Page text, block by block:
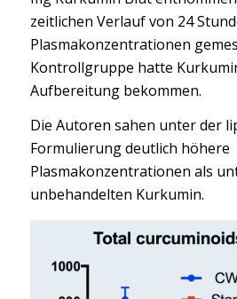
zeitlichen Verlauf von 24
Plasmakonzentrationen
Kontrollgruppe hatte
Aufbereitung bekommen.
Die Autoren sahen unter der
Formulierung deutlich höhere
Plasmakonzentrationen als
unbehandelten Kurkumin.